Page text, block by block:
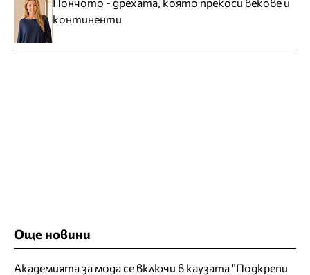
континенти
Още новини
Академията за мода се включи в каузата "Подкрепи